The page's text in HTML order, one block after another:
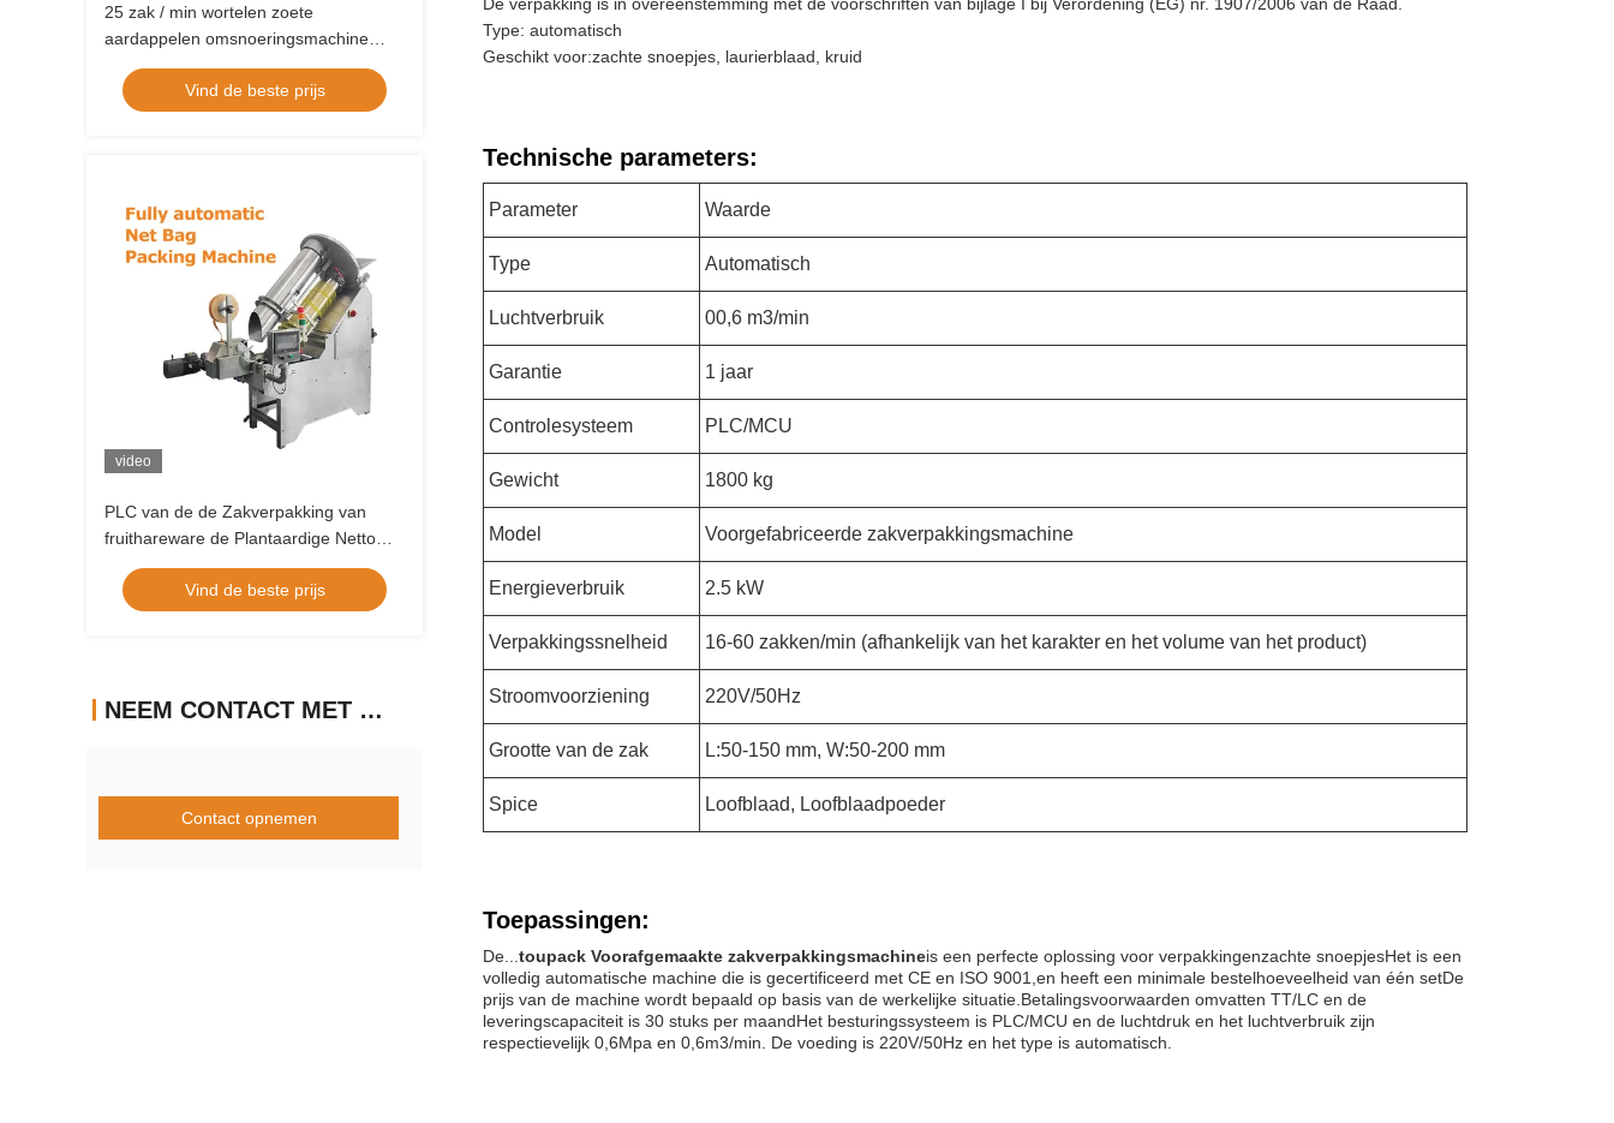
25 zak / min wortelen zoete
aardappelen omsnoeringsmachine
volautomatisch
Vind de beste prijs
video
PLC van de de Zakverpakking van
fruithareware de Plantaardige Netto
Aanraakscherm voor Verpakkingsband
Vind de beste prijs
NEEM CONTACT MET ONS OP
Contact opnemen
Type: automatisch
Geschikt voor:zachte snoepjes , laurierblaad, kruid
Technische parameters:
Parameter Waarde
Type Automatisch
Luchtverbruik 00,6 m3/min
Garantie 1 jaar
Controlesysteem PLC/MCU
Gewicht 1800 kg
Model Voorgefabriceerde zakverpakkingsmachine
Energieverbruik 2.5 kW
Verpakkingssnelheid 16-60 zakken/min (afhankelijk van het karakter en het volume van het product)
Stroomvoorziening 220V/50Hz
Grootte van de zak L:50-150 mm, W:50-200 mm
Spice Loofblaad, Loofblaadpoeder
Toepassingen:
De... toupack Voorafgemaakte zakverpakkingsmachineis een perfecte oplossing voor verpakkingenzachte snoepjesHet is een
volledig automatische machine die is gecertificeerd met CE en ISO 9001,en heeft een minimale bestelhoeveelheid van één setDe
prijs van de machine wordt bepaald op basis van de werkelijke situatie.Betalingsvoorwaarden omvatten TT/LC en de
leveringscapaciteit is 30 stuks per maandHet besturingssysteem is PLC/MCU en de luchtdruk en het luchtverbruik zijn
respectievelijk 0,6Mpa en 0,6m3/min. De voeding is 220V/50Hz en het type is automatisch.